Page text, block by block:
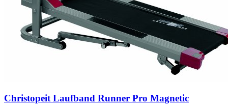
Christopeit Laufband Runner Pro Magnetic